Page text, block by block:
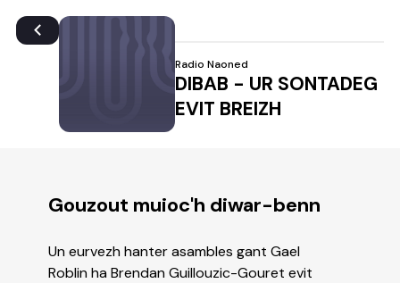
Radio Naoned
DIBAB - UR SONTADEG
EVIT BREIZH
Gouzout muioc'h diwar-benn
Un eurvezh hanter asambles gant Gael
Roblin ha Brendan Guillouzic-Gouret evit